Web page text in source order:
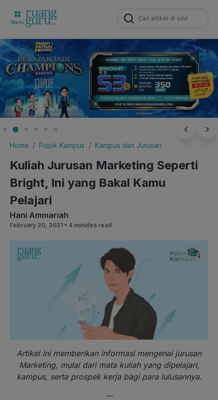
Search
for:
Home Pojok Kampus Kampus dan Jurusan
Kuliah Jurusan Marketing Seperti
Bright, Ini yang Bakal Kamu
Pelajari
Hani Ammariah
February 20, 2021 • 4 minutes read
Artikel ini memberikan informasi mengenai jurusan
Marketing, mulai dari mata kuliah yang dipelajari,
kampus, serta prospek kerja bagi para lulusannya.
—